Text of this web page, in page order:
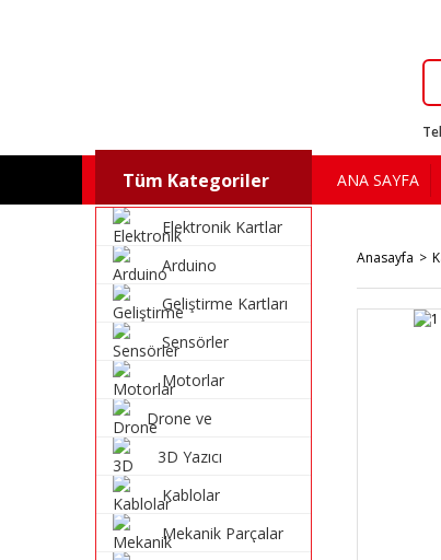
Tüm Kategoriler
Elektronik Kartlar
Arduino
Geliştirme Kartları
Sensörler
Motorlar
Drone ve
Malzemeleri
3D Yazıcı
Kablolar
Mekanik Parçalar
ANA SAYFA
Anasayfa